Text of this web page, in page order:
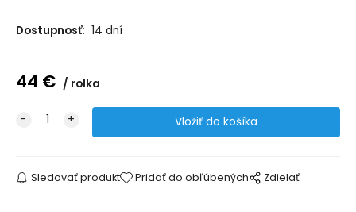
Dostupnosť: 14 dní
44 € rolka
Sledovať produkt Pridať do obľúbených Zdielať